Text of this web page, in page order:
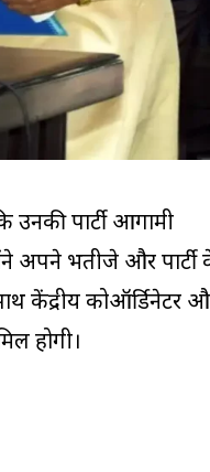
उनकी पार्टी आगामी
अपने भतीजे और पार्टी
केंद्रीय कोऑर्डिनेटर
होगी।